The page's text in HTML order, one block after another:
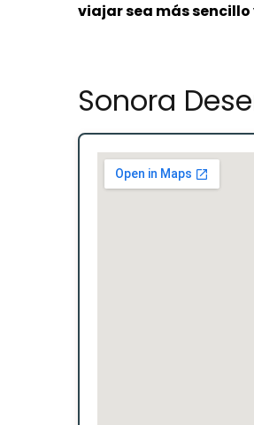
viajar sea más sencillo
Sonora